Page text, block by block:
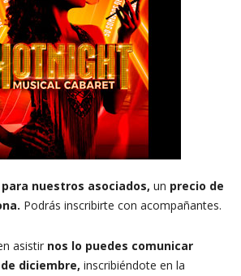
para nuestros asociados, un precio de
Podrás inscribirte con acompañantes.
asistir nos lo puedes comunicar
diciembre, inscribiéndote en la